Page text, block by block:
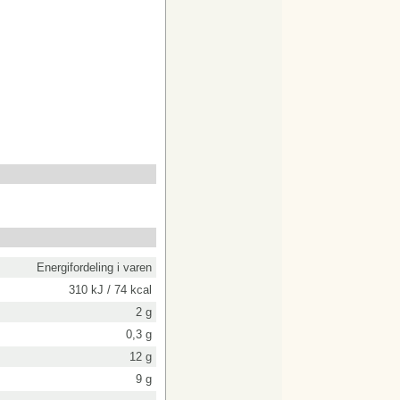
Energifordeling i varen
310 kJ / 74 kcal
2 g
0,3 g
12 g
9 g